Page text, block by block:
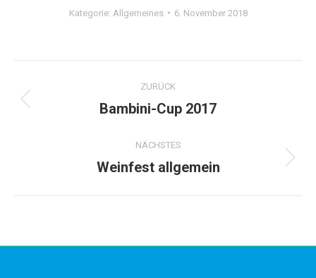
Kategorie: Allgemeines 6. November 2018
Navigation
ZURÜCK
Vorheriges
Bambini-Cup 2017
NÄCHSTES
Nächstes
Weinfest allgemein